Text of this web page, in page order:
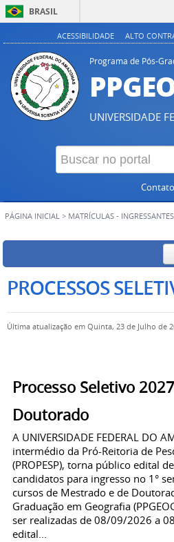
BRASIL
ACESSIBILIDADE ALTO
Programa de Pós-
UNIVERSIDADE
Contato
PÁGINA INICIAL > MATRÍCULAS - INGRESSANTES
PROCESSOS
Última atualização em Quinta, 23 de Julho de
Processo Seletivo
Doutorado
A UNIVERSIDADE FEDERAL DO
intermédio da Pró-Reitoria de
(PROPESP), torna público edital
candidatos para ingresso no 1°
cursos de Mestrado e de
Graduação em Geografia
ser realizadas de 08/09/2026 a
edital...